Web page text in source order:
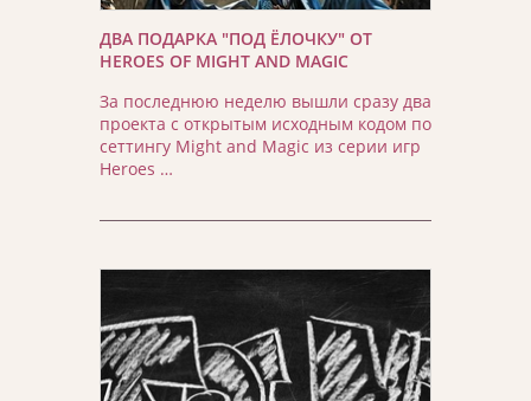
ДВА ПОДАРКА "ПОД ЁЛОЧКУ" ОТ
HEROES OF MIGHT AND MAGIC
За последнюю неделю вышли сразу два
проекта с открытым исходным кодом по
сеттингу Might and Magic из серии игр
Heroes …